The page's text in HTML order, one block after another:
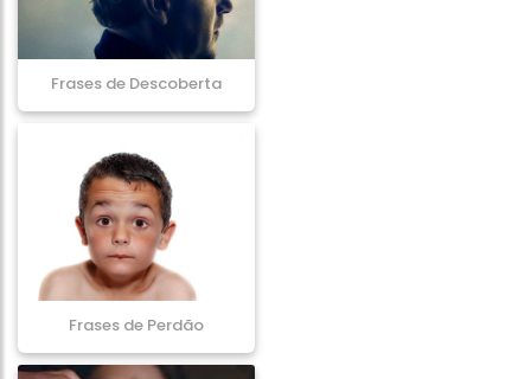
Frases de Descoberta
Frases de Perdão